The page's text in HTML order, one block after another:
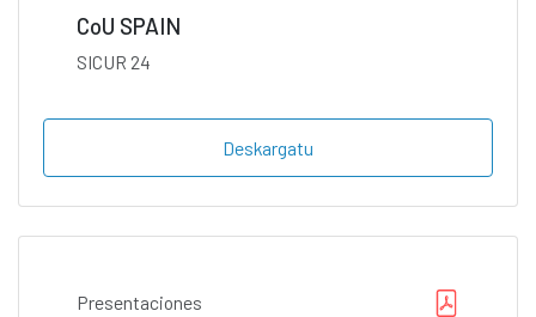
CoU SPAIN
SICUR 24
Deskargatu
Presentaciones